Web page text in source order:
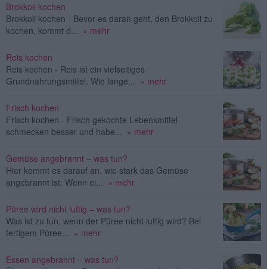
Brokkoli kochen
Brokkoli kochen - Bevor es daran geht, den Brokkoli zu
kochen, kommt d... » mehr
Reis kochen
Reis kochen - Reis ist ein vielseitiges
Grundnahrungsmittel. Wie lange... » mehr
Frisch kochen
Frisch kochen - Frisch gekochte Lebensmittel
schmecken besser und habe... » mehr
Gemüse angebrannt – was tun?
Hier kommt es darauf an, wie stark das Gemüse
angebrannt ist: Wenn ei... » mehr
Püree wird nicht luftig – was tun?
Was ist zu tun, wenn der Püree nicht luftig wird? Bei
fertigem Püree... » mehr
Essen angebrannt – was tun?